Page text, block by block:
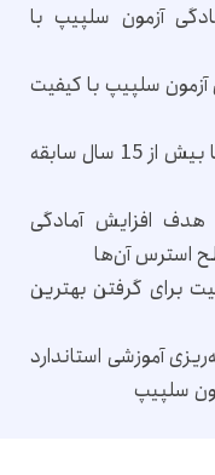
آزمون سلپیپ با
آزمون سلپیپ با کیفیت
بهره ‌گیری از اساتید متخصص با بیش از 15 سال سابقه
هدف افزایش آمادگی
استرس آن‌ها
برای گرفتن بهترین
آموزشی استاندارد